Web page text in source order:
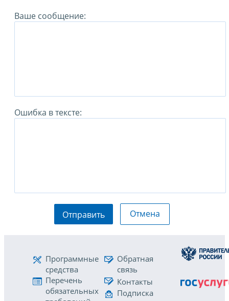
Ваше сообщение:
Ошибка в тексте:
Отправить Отмена
Программные
средства
Перечень
обязательных
Обратная
связь
Контакты
Подписка